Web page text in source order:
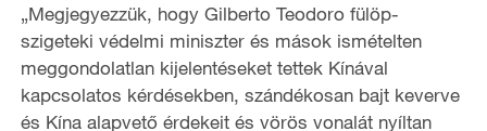
„Megjegyezzük, hogy Gilberto Teodoro fülöp-
szigeteki védelmi miniszter és mások ismételten
meggondolatlan kijelentéseket tettek Kínával
kapcsolatos kérdésekben, szándékosan bajt keverve
és Kína alapvető érdekeit és vörös vonalát nyíltan